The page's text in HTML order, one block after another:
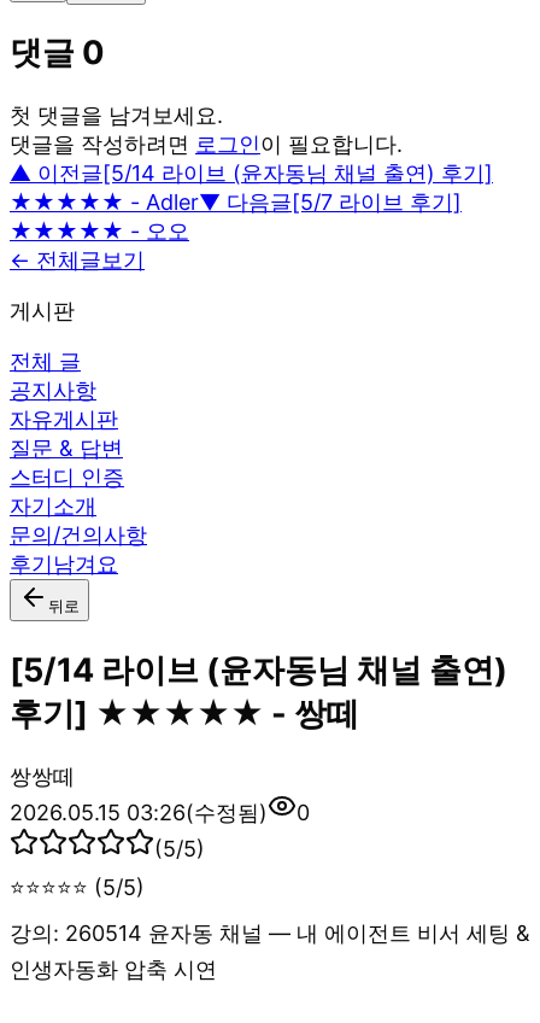
댓글 0
첫 댓글을 남겨보세요.
댓글을 작성하려면 로그인이 필요합니다.
▲ 이전글[5/14 라이브 (윤자동님 채널 출연) 후기]
★★★★★ - Adler▼ 다음글[5/7 라이브 후기]
★★★★★ - 오오
← 전체글보기
게시판
전체 글
공지사항
자유게시판
질문 & 답변
스터디 인증
자기소개
문의/건의사항
후기남겨요
뒤로
[5/14 라이브 (윤자동님 채널 출연)
후기] ★★★★★ - 쌍떼
쌍쌍떼
2026.05.15 03:26(수정됨)
0
(5/5)
⭐⭐⭐⭐⭐ (5/5)
강의: 260514 윤자동 채널 — 내 에이전트 비서 세팅 &
인생자동화 압축 시연